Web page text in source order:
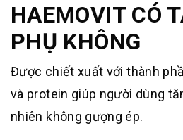
HAEMOVIT CÓ
PHỤ KHÔNG
Được chiết xuất với thành
và protein giúp người dùng
nhiên không gượng ép.